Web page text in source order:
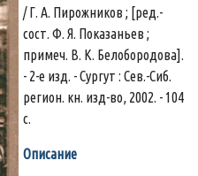
/ Г. А. Пирожников ; [ред.-
сост. Ф. Я. Показаньев ;
примеч. В. К. Белобородова].
- 2-е изд. - Сургут : Сев.-Сиб.
регион. кн. изд-во, 2002. - 104
с.
Описание